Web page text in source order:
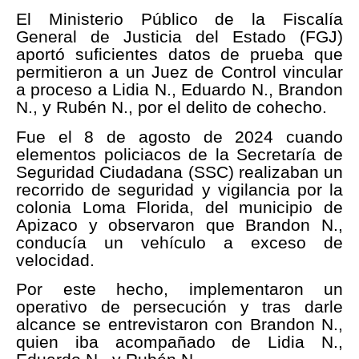
El Ministerio Público de la Fiscalía
General de Justicia del Estado (FGJ)
aportó suficientes datos de prueba que
permitieron a un Juez de Control vincular
a proceso a Lidia N., Eduardo N., Brandon
N., y Rubén N., por el delito de cohecho.
Fue el 8 de agosto de 2024 cuando
elementos policiacos de la Secretaría de
Seguridad Ciudadana (SSC) realizaban un
recorrido de seguridad y vigilancia por la
colonia Loma Florida, del municipio de
Apizaco y observaron que Brandon N.,
conducía un vehículo a exceso de
velocidad.
Por este hecho, implementaron un
operativo de persecución y tras darle
alcance se entrevistaron con Brandon N.,
quien iba acompañado de Lidia N.,